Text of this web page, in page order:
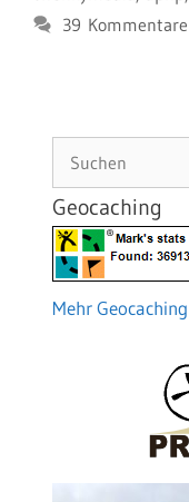
39 Kommentare
Geocaching
Mehr Geocaching